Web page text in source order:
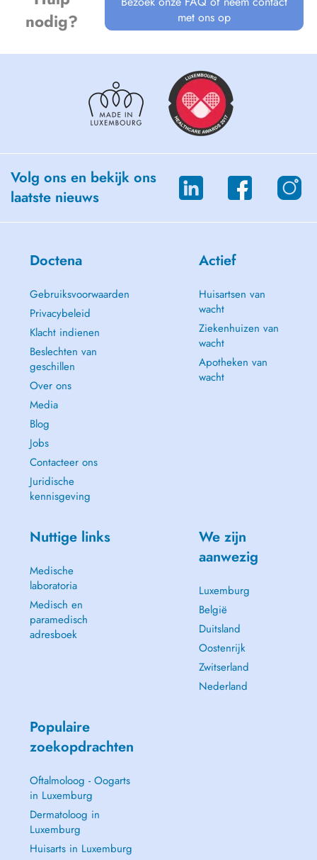
nodig?
met ons op
Volg ons en bekijk ons
laatste nieuws
Doctena
Gebruiksvoorwaarden
Privacybeleid
Klacht indienen
Beslechten van
geschillen
Over ons
Media
Blog
Jobs
Contacteer ons
Juridische
kennisgeving
Actief
Huisartsen van
wacht
Ziekenhuizen van
wacht
Apotheken van
wacht
Nuttige links
Medische
laboratoria
Medisch en
paramedisch
adresboek
We zijn
aanwezig
Luxemburg
België
Duitsland
Oostenrijk
Zwitserland
Nederland
Populaire
zoekopdrachten
Oftalmoloog - Oogarts
in Luxemburg
Dermatoloog in
Luxemburg
Huisarts in Luxemburg